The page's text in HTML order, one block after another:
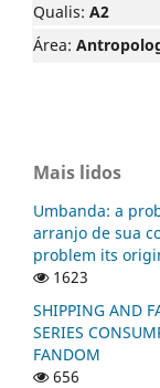
Qualis: A2
Área:
Mais lidos
Umbanda: a
arranjo de sua
problem its
1623
SHIPPING AND
SERIES
FANDOM
656